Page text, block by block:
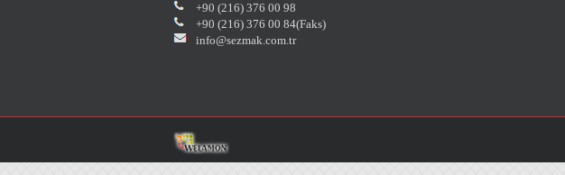
+90 (216) 376 00 98
+90 (216) 376 00 84(Faks)
info@sezmak.com.tr